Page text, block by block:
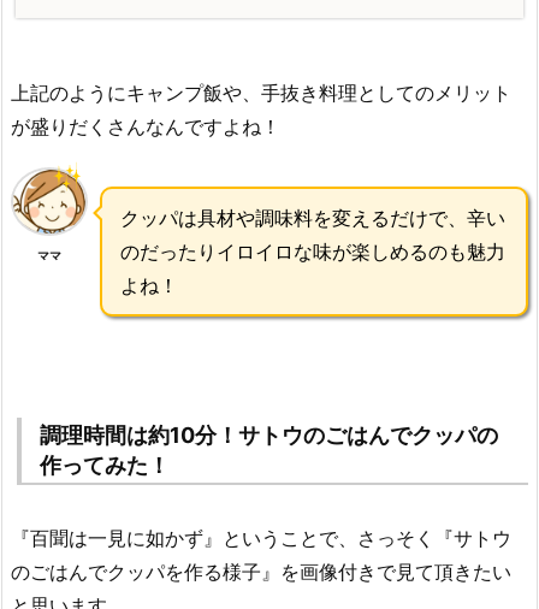
上記のようにキャンプ飯や、手抜き料理としてのメリット
が盛りだくさんなんですよね！
ママ
クッパは具材や調味料を変えるだけで、辛い
のだったりイロイロな味が楽しめるのも魅力
よね！
調理時間は約10分！サトウのごはんでクッパの
作ってみた！
『百聞は一見に如かず』ということで、さっそく『サトウ
のごはんでクッパを作る様子』を画像付きで見て頂きたい